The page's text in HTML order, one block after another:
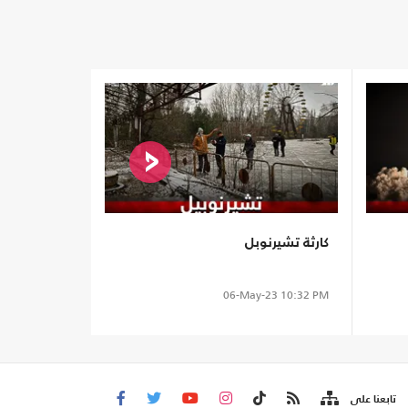
كارثة تشيرنوبل
06-May-23 10:32 PM
تابعنا على